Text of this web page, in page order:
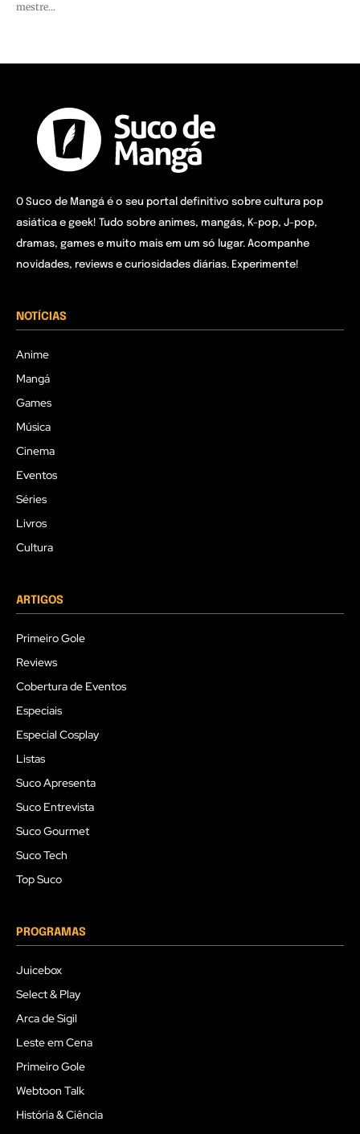
mestre...
O Suco de Mangá é o seu portal definitivo sobre cultura pop
asiática e geek! Tudo sobre animes, mangás, K-pop, J-pop,
dramas, games e muito mais em um só lugar. Acompanhe
novidades, reviews e curiosidades diárias. Experimente!
NOTÍCIAS
Anime
Mangá
Games
Música
Cinema
Eventos
Séries
Livros
Cultura
ARTIGOS
Primeiro Gole
Reviews
Cobertura de Eventos
Especiais
Especial Cosplay
Listas
Suco Apresenta
Suco Entrevista
Suco Gourmet
Suco Tech
Top Suco
PROGRAMAS
Juicebox
Select & Play
Arca de Sigil
Leste em Cena
Primeiro Gole
Webtoon Talk
História & Ciência